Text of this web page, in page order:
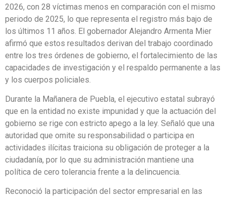
2026, con 28 víctimas menos en comparación con el mismo
periodo de 2025, lo que representa el registro más bajo de
los últimos 11 años. El gobernador Alejandro Armenta Mier
afirmó que estos resultados derivan del trabajo coordinado
entre los tres órdenes de gobierno, el fortalecimiento de las
capacidades de investigación y el respaldo permanente a las
y los cuerpos policiales.
Durante la Mañanera de Puebla, el ejecutivo estatal subrayó
que en la entidad no existe impunidad y que la actuación del
gobierno se rige con estricto apego a la ley. Señaló que una
autoridad que omite su responsabilidad o participa en
actividades ilícitas traiciona su obligación de proteger a la
ciudadanía, por lo que su administración mantiene una
política de cero tolerancia frente a la delincuencia.
Reconoció la participación del sector empresarial en las